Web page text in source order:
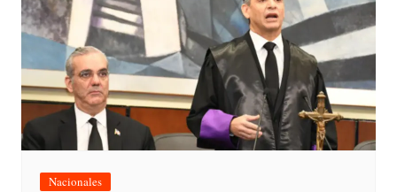
Nacionales